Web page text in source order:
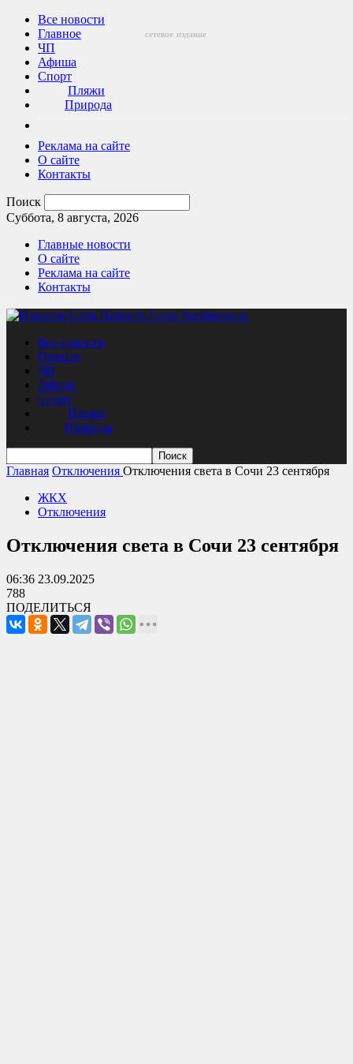
Все новости
Главное
ЧП
Афиша
Спорт
Пляжи
Природа
Реклама на сайте
О сайте
Контакты
Поиск
Суббота, 8 августа, 2026
Главные новости
О сайте
Реклама на сайте
Контакты
Новости Сочи Sochinews.io
сетевое издание
Все новости
Главное
ЧП
Афиша
Спорт
Пляжи
Природа
Главная Отключения Отключения света в Сочи 23 сентября
ЖКХ
Отключения
Отключения света в Сочи 23 сентября
06:36 23.09.2025
788
ПОДЕЛИТЬСЯ